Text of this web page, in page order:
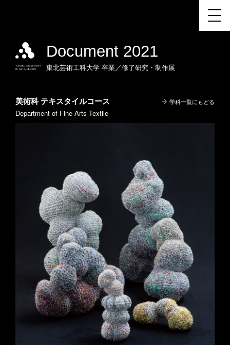
Document 2021
東北芸術工科大学 卒業／修了研究・制作展
学科一覧にもどる
美術科 テキスタイルコース
Department of Fine Arts Textile